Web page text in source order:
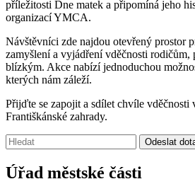
příležitosti Dne matek a připomíná jeho
organizací YMCA.
Návštěvníci zde najdou otevřený prostor
zamyšlení a vyjádření vděčnosti rodičům,
blízkým. Akce nabízí jednoduchou
kterých nám záleží.
Přijďte se zapojit a sdílet chvíle vděčnosti
Františkánské zahrady.
Vyhledávání:
Odeslat
Úřad městské části